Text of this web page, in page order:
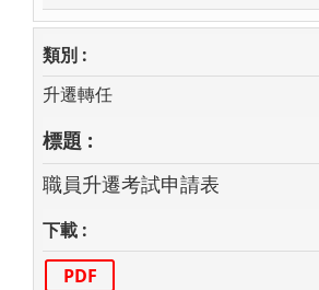
升遷轉任
職員升遷考試申請表
PDF